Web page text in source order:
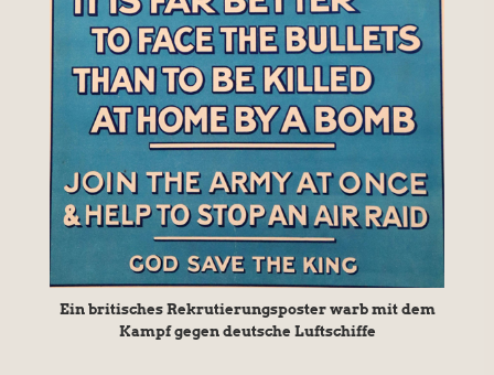
Ein britisches Rekrutierungsposter warb mit dem
Kampf gegen deutsche Luftschiffe